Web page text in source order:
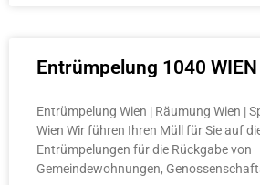
Entrümpelung 1040 WIEN
Entrümpelung Wien | Räumung Wien |
Wien Wir führen Ihren Müll für Sie auf
Entrümpelungen für die Rückgabe von
Gemeindewohnungen,